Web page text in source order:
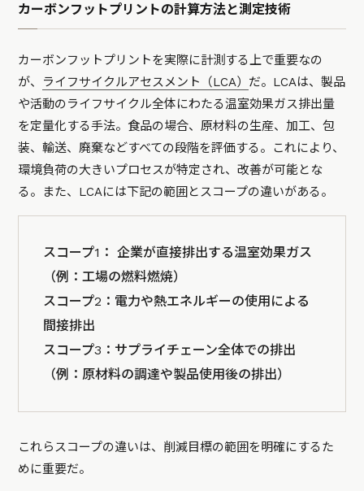
カーボンフットプリントの計算方法と測定技術
カーボンフットプリントを実際に計測する上で重要なの
が、 ライフサイクルアセスメント（LCA） だ。LCAは、製品
や活動のライフサイクル全体にわたる温室効果ガス排出量
を定量化する手法。食品の場合、原材料の生産、加工、包
装、輸送、廃棄などすべての段階を評価する。これにより、
環境負荷の大きいプロセスが特定され、改善が可能とな
る。また、LCAには下記の範囲とスコープの違いがある。
スコープ1： 企業が直接排出する温室効果ガス
（例：工場の燃料燃焼）
スコープ2：電力や熱エネルギーの使用による
間接排出
スコープ3：サプライチェーン全体での排出
（例：原材料の調達や製品使用後の排出）
これらスコープの違いは、削減目標の範囲を明確にするた
めに重要だ。